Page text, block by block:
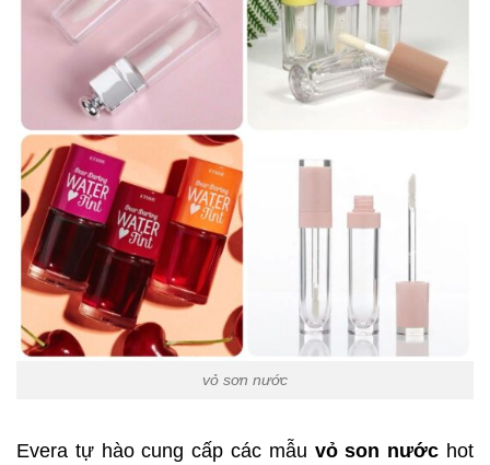
vỏ sơn nước
Evera tự hào cung cấp các mẫu vỏ son nước hot